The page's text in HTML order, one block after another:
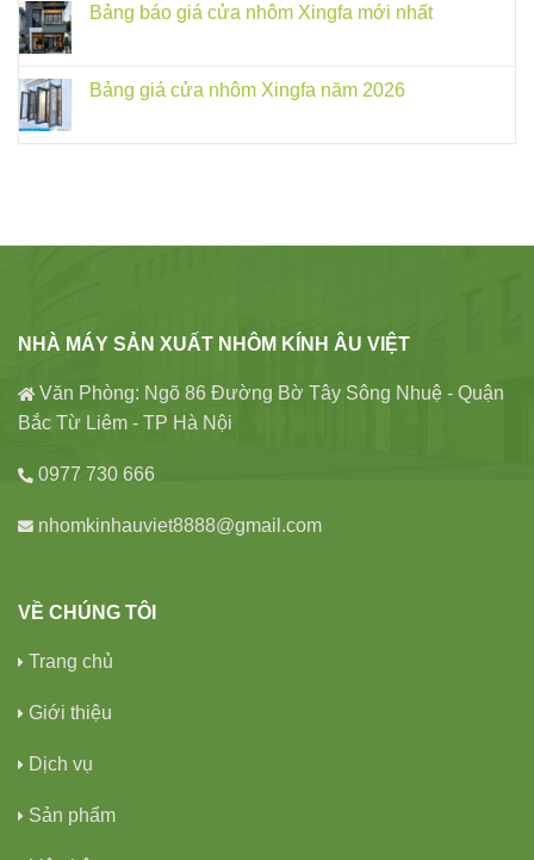
Bảng báo giá cửa nhôm Xingfa mới nhất
Bảng giá cửa nhôm Xingfa năm 2026
NHÀ MÁY SẢN XUẤT NHÔM KÍNH ÂU VIỆT
Văn Phòng: Ngõ 86 Đường Bờ Tây Sông Nhuệ - Quận
Bắc Từ Liêm - TP Hà Nội
0977 730 666
nhomkinhauviet8888@gmail.com
VỀ CHÚNG TÔI
Trang chủ
Giới thiệu
Dịch vụ
Sản phẩm